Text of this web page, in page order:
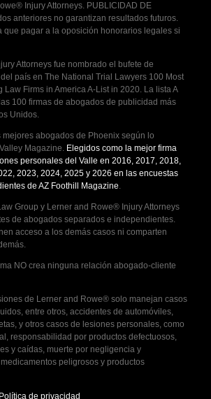
Injury Attorneys. PUBLICIDAD DE
anteriores no garantizan resultados futuros.
que pagar a la oposición honorarios legales si
Attorneys fue nombrado el bufete de
país en The National Trial Lawyers 100 Most
Law Firms in America A-List in 2020. La lista A
100 firmas de abogados de publicidad más
Unidos.
abogados de Phoenix según lo
Magazine. Elegidos como la mejor firma
personales del Valle en 2016, 2017, 2018,
2023, 2024, 2025 y 2026 en las encuestas
de AZ Foothill Magazine.
Group y Lerner and Rowe® Injury Attorneys
de abogados separados e independientes.
acceso a los demás casos ni comparten
NO crea ninguna relación abogado-cliente
de Lerner and Rowe® solo manejan casos
entre otros, accidentes de automóviles,
y otros casos de lesiones personales, como
responsabilidad por productos defectuosos,
y caídas, muerte por negligencia y
peligrosos y productos
Política de privacidad